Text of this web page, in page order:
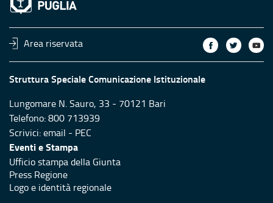
Area riservata
Struttura Speciale Comunicazione Istituzionale
Lungomare N. Sauro, 33 - 70121 Bari
Telefono: 800 713939
Scrivici:email - PEC
Eventi e Stampa
Ufficio stampa della Giunta
Press Regione
Logo e identità regionale